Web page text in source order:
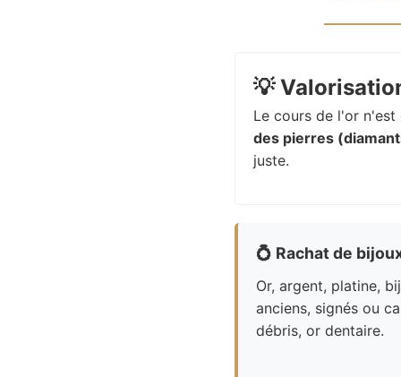
💡
Le cours de l'or
des pierres
juste.
💍 Rachat de
Or, argent, platine,
anciens, signés ou
débris, or dentaire.